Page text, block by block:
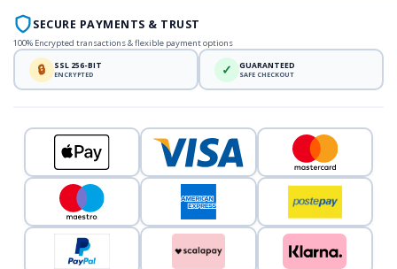
SECURE PAYMENTS & TRUST
100% Encrypted transactions & flexible payment options
🔒 SSL 256-BIT
ENCRYPTED ✓ GUARANTEED
SAFE CHECKOUT